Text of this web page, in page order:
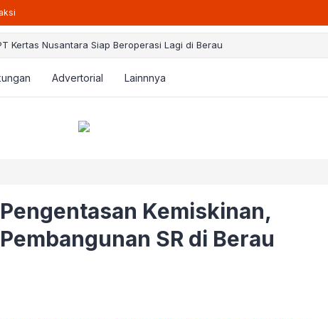
Kertas Nusantara Siap Beroperasi Lagi di Berau
Berau Cerdas 2025 Resmi Dibuka, Berikut Pedoman yang Wajib Dibaca
Honorer Bisa Jadi PPPK: BKPSDM Menanti Arahan Pusat
Advertorial Lainnnya
Kemiskinan,
SR di Berau